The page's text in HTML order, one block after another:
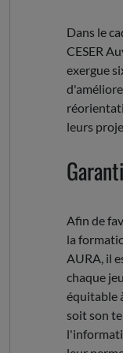
Dans le
CESER
exergue
leurs
Afin de
la
AURA, il
chaque
équitable
soit son